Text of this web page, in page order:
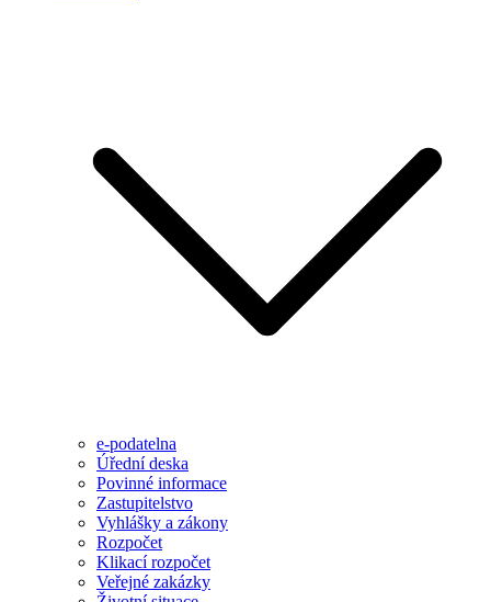
e-podatelna
Úřední deska
Povinné informace
Zastupitelstvo
Vyhlášky a zákony
Rozpočet
Klikací rozpočet
Veřejné zakázky